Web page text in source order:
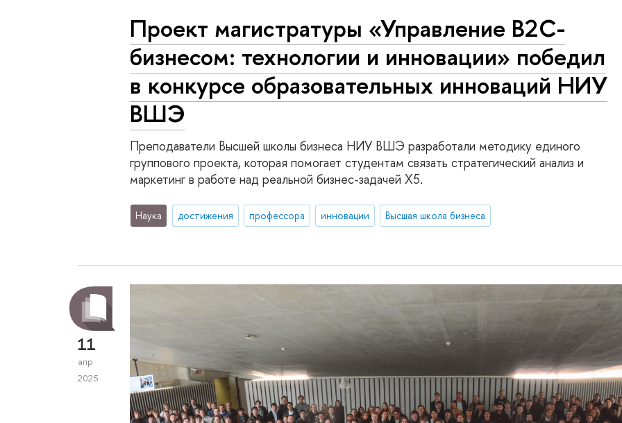
Проект магистратуры «Управление B2C-
бизнесом: технологии и инновации» победил
в конкурсе образовательных инноваций НИУ
ВШЭ
Преподаватели Высшей школы бизнеса НИУ ВШЭ разработали методику единого
группового проекта, которая помогает студентам связать стратегический анализ и
маркетинг в работе над реальной бизнес-задачей X5.
Наука достижения профессора инновации Высшая школа бизнеса
11
апр
2025